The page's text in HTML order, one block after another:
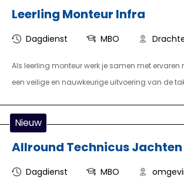
Leerling Monteur Infra
Dagdienst MBO
Als leerling monteur werk je samen met
een veilige en nauwkeurige uitvoering van de
Noord-Nederland voor diverse opdrachtgevers.
Gedurende de opleiding, die gericht is op
één dag per week naar school. De opgedane
Nieuw
Allround Technicus
Dagdienst MBO